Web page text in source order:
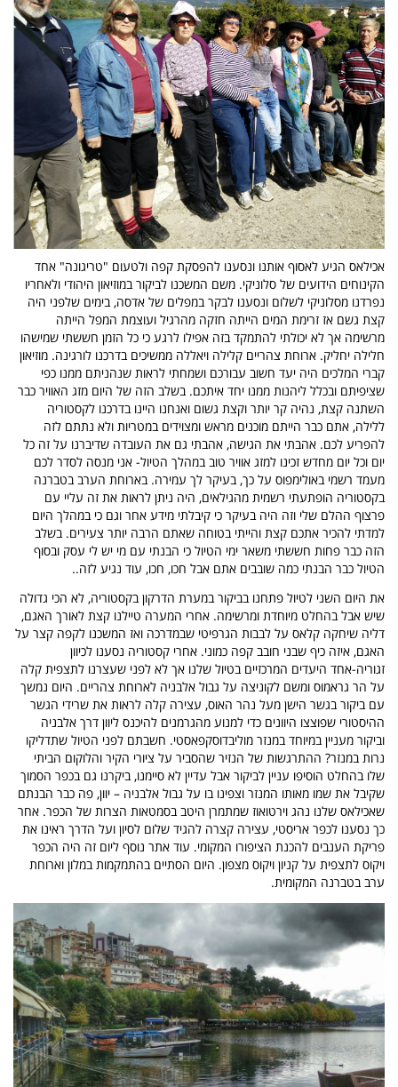
אכילאס הגיע לאסוף אותנו ונסענו להפסקת קפה ולטעום "טריגונה" אחד
הקינוחים הידועים של סלוניקי. משם המשכנו לביקור במוזיאון היהודי ולאחריו
נפרדנו מסלוניקי לשלום ונסענו לבקר במפלים של אדסה, בימים שלפני היה
קצת גשם אז זרימת המים הייתה חזקה מהרגיל ועוצמת המפל הייתה
מרשימה אך לא יכולתי להתמקד בזה אפילו לרגע כי כל הזמן חששתי שמישהו
חלילה יחליק. ארוחת צהריים קלילה ויאללה ממשיכים בדרכנו לורגינה. מוזיאון
קברי המלכים היה יעד חשוב עבורכם ושמחתי לראות שנהניתם ממנו כפי
שציפיתם ובכלל ליהנות ממנו יחד איתכם. בשלב הזה של היום מזג האוויר כבר
השתנה קצת, נהיה קר יותר וקצת גשום ואנחנו היינו בדרכנו לקסטוריה
ללילה, אתם כבר הייתם מוכנים מראש ומצוידים במטריות ולא נתתם לזה
להפריע לכם. אהבתי את הגישה, אהבתי גם את העובדה שדיברנו על זה כל
יום וכל יום מחדש זכינו למזג אוויר טוב במהלך הטיול- אני מנסה לסדר לכם
מעמד רשמי באולימפוס על כך, בעיקר לך עמירה. בארוחת הערב בטברנה
בקסטוריה הופתעתי רשמית מהגילאים, היה ניתן לראות את זה עליי עם
פרצוף ההלם שלי וזה היה בעיקר כי קיבלתי מידע אחר וגם כי במהלך היום
למדתי להכיר אתכם קצת והייתי בטוחה שאתם הרבה יותר צעירים. בשלב
הזה כבר פחות חששתי משאר ימי הטיול כי הבנתי עם מי יש לי עסק ובסוף
הטיול כבר הבנתי כמה שובבים אתם אבל חכו, חכו, עוד נגיע לזה..
את היום השני לטיול פתחנו בביקור במערת הדרקון בקסטוריה, לא הכי גדולה
שיש אבל בהחלט מיוחדת ומרשימה. אחרי המערה טיילנו קצת לאורך האגם,
דליה שיחקה קלאס על לבבות הגרפיטי שבמדרכה ואז המשכנו לקפה קצר על
האגם, איזה כיף שבני חובב קפה כמוני. אחרי קסטוריה נסענו לכיוון
זגוריה-אחד היעדים המרכזיים בטיול שלנו אך לא לפני שעצרנו לתצפית קלה
על הר גראמוס ומשם לקוניצה על גבול אלבניה לארוחת צהריים. היום נמשך
עם ביקור בגשר הישן מעל נהר האוס, עצירה קלה לראות את שרידי הגשר
ההיסטורי שפוצצו היוונים כדי למנוע מהגרמנים להיכנס ליוון דרך אלבניה
וביקור מעניין במיוחד במנזר מוליבדוסקפאסטי. חשבתם לפני הטיול שתדליקו
נרות במנזר? ההתרגשות של הנזיר שהסביר על ציורי הקיר והלוקום הביתי
שלו בהחלט הוסיפו עניין לביקור אבל עדיין לא סיימנו, ביקרנו גם בכפר הסמוך
שקיבל את שמו מאותו המנזר וצפינו בו על גבול אלבניה – יוון, פה כבר הבנתם
שאכילאס שלנו נהג וירטואוז שמתמרן היטב בסמטאות הצרות של הכפר. אחר
כך נסענו לכפר אריסטי, עצירה קצרה להגיד שלום לסיון ועל הדרך ראינו את
פריקת הענבים להכנת הציפורו המקומי. עוד אתר נוסף ליום זה היה הכפר
ויקוס לתצפית על קניון ויקוס מצפון. היום הסתיים בהתמקמות במלון וארוחת
ערב בטברנה המקומית.